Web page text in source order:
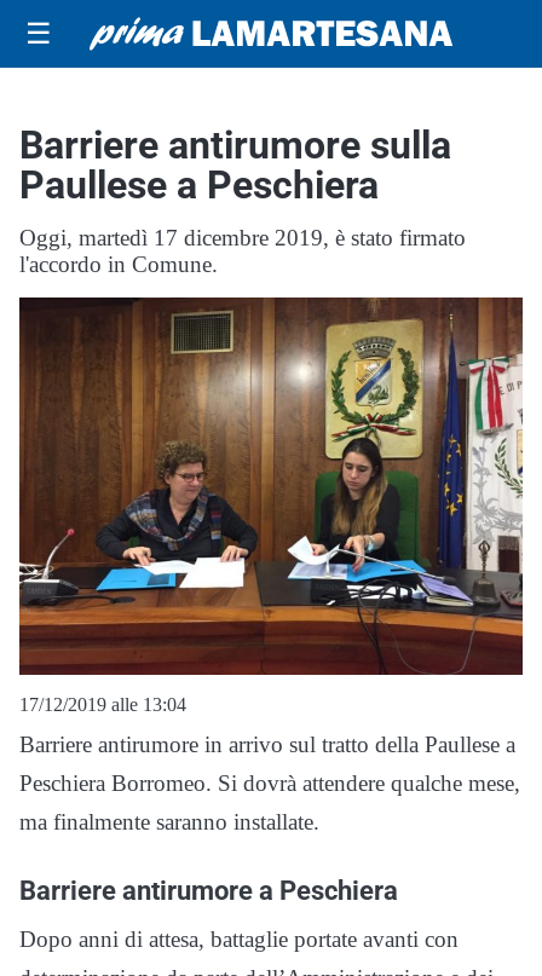
☰
Barriere antirumore sulla
Paullese a Peschiera
Oggi, martedì 17 dicembre 2019, è stato firmato
l'accordo in Comune.
17/12/2019 alle 13:04
Barriere antirumore in arrivo sul tratto della Paullese a
Peschiera Borromeo. Si dovrà attendere qualche mese,
ma finalmente saranno installate.
Barriere antirumore a Peschiera
Dopo anni di attesa, battaglie portate avanti con